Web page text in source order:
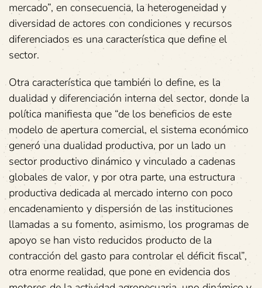
mercado”, en consecuencia, la heterogeneidad y
diversidad de actores con condiciones y recursos
diferenciados es una característica que define el
sector.
Otra característica que también lo define, es la
dualidad y diferenciación interna del sector, donde la
política manifiesta que “de los beneficios de este
modelo de apertura comercial, el sistema económico
generó una dualidad productiva, por un lado un
sector productivo dinámico y vinculado a cadenas
globales de valor, y por otra parte, una estructura
productiva dedicada al mercado interno con poco
encadenamiento y dispersión de las instituciones
llamadas a su fomento, asimismo, los programas de
apoyo se han visto reducidos producto de la
contracción del gasto para controlar el déficit fiscal”,
otra enorme realidad, que pone en evidencia dos